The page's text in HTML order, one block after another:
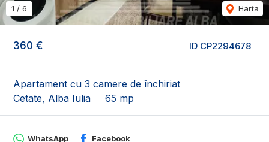
ID CP2294678
360 €
Apartament cu 3 camere de închiriat
Cetate, Alba Iulia
65 mp
1 / 6 Harta
WhatsApp Facebook